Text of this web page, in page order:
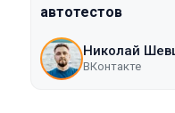
автотестов
Николай
ВКонтакте